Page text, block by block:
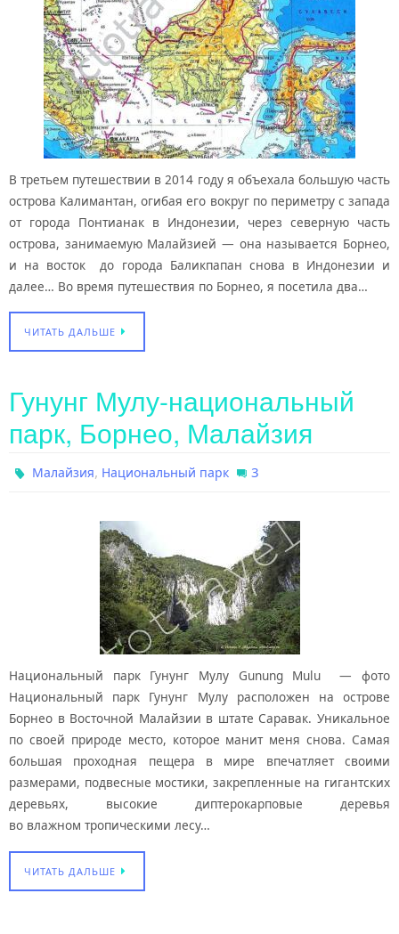
В третьем путешествии в 2014 году я объехала большую часть
острова Калимантан, огибая его вокруг по периметру с запада
от города Понтианак в Индонезии, через северную часть
острова, занимаемую Малайзией — она называется Борнео,
и на восток до города Баликпапан снова в Индонезии и
далее… Во время путешествия по Борнео, я посетила два…
ЧИТАТЬ ДАЛЬШЕ
Гунунг Мулу-национальный
парк, Борнео, Малайзия
Малайзия, Национальный парк 3
Национальный парк Гунунг Мулу Gunung Mulu — фото
Национальный парк Гунунг Мулу расположен на острове
Борнео в Восточной Малайзии в штате Саравак. Уникальное
по своей природе место, которое манит меня снова. Самая
большая проходная пещера в мире впечатляет своими
размерами, подвесные мостики, закрепленные на гигантских
деревьях, высокие диптерокарповые деревья
во влажном тропическими лесу…
ЧИТАТЬ ДАЛЬШЕ